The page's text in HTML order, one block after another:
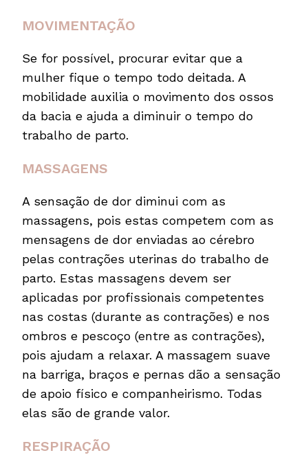
MOVIMENTAÇÃO
Se for possível, procurar evitar que a
mulher fique o tempo todo deitada. A
mobilidade auxilia o movimento dos ossos
da bacia e ajuda a diminuir o tempo do
trabalho de parto.
MASSAGENS
A sensação de dor diminui com as
massagens, pois estas competem com as
mensagens de dor enviadas ao cérebro
pelas contrações uterinas do trabalho de
parto. Estas massagens devem ser
aplicadas por profissionais competentes
nas costas (durante as contrações) e nos
ombros e pescoço (entre as contrações),
pois ajudam a relaxar. A massagem suave
na barriga, braços e pernas dão a sensação
de apoio físico e companheirismo. Todas
elas são de grande valor.
RESPIRAÇÃO